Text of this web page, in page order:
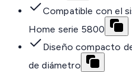
Compatible con el
Home serie 5800
Diseño compacto
de diámetro